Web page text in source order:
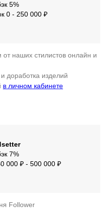
5%
0 - 250 000 ₽
наших стилистов онлайн и
доработка изделий
в личном кабинете
7%
000 ₽ - 500 000 ₽
Follower